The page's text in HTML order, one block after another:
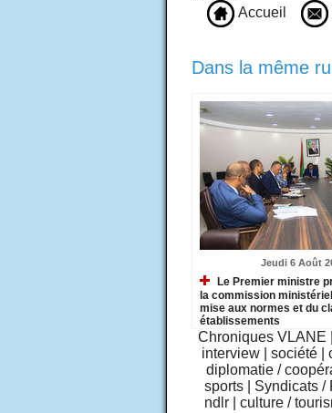
Accueil
Dans la même
Jeudi 6 Août
Le Premier ministre
la commission
mise aux normes et du
établissements
Chroniques VLANE
interview
société
diplomatie /
sports
Syndicats /
ndlr
culture /